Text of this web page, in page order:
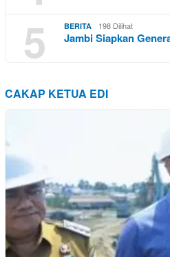
5 BERITA 198 Dilihat
Jambi Siapkan
CAKAP KETUA EDI